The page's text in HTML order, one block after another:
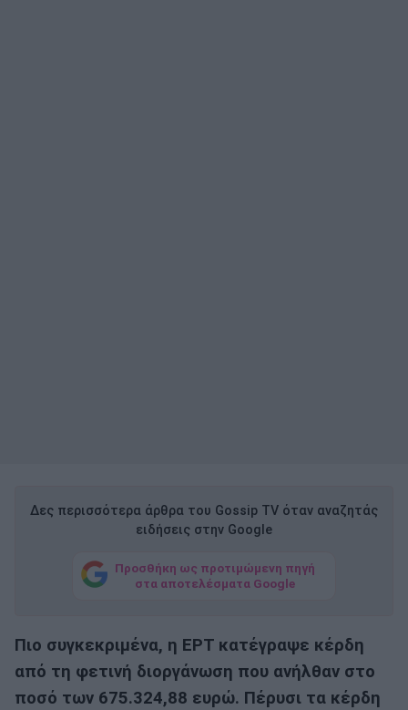
Δες περισσότερα άρθρα του Gossip TV όταν αναζητάς
ειδήσεις στην Google
Προσθήκη ως προτιμώμενη πηγή
στα αποτελέσματα Google
Πιο συγκεκριμένα, η ΕΡΤ κατέγραψε κέρδη
από τη φετινή διοργάνωση που ανήλθαν στο
ποσό των 675.324,88 ευρώ. Πέρυσι τα κέρδη